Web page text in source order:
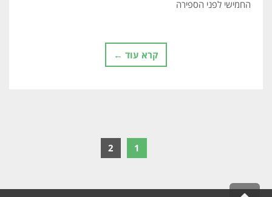
החמישי לפני הספירה
קרא עוד ←
1
2